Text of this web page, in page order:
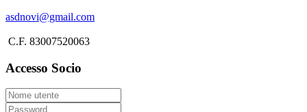
asdnovi@gmail.com
C.F. 83007520063
Accesso Socio